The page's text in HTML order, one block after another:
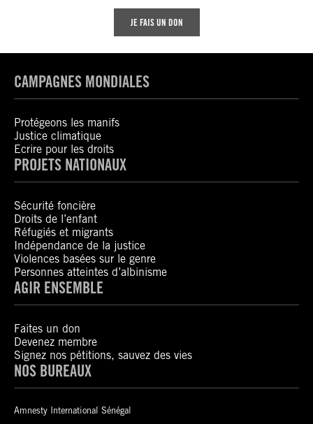
JE FAIS UN DON
CAMPAGNES MONDIALES
Protégeons les manifs
Justice climatique
Ecrire pour les droits
PROJETS NATIONAUX
Sécurité foncière
Droits de l’enfant
Réfugiés et migrants
Indépendance de la justice
Violences basées sur le genre
Personnes atteintes d’albinisme
AGIR ENSEMBLE
Faites un don
Devenez membre
Signez nos pétitions, sauvez des vies
NOS BUREAUX
Amnesty International Sénégal